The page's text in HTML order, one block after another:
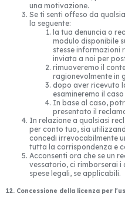
una motivazione.
Se ti senti offeso da
la seguente:
la tua denuncia o
modulo disponibile
stesse informazioni
inviata a noi per
rimuoveremo il
ragionevolmente in
dopo aver ricevuto
esamineremo il
In base al caso,
presentato il
In relazione a qualsiasi
per conto tuo, sia
concedi irrevocabilmente
tutta la corrispondenza e
Acconsenti ora che se un
vessatorio, ci rimborserai i
spese legali, se applicabili.
12. Concessione della licenza per